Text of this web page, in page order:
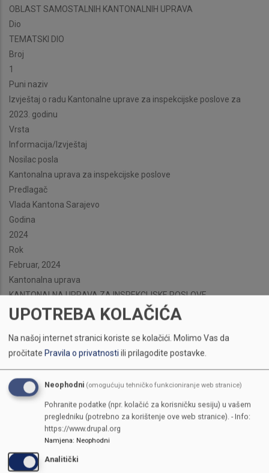
OBLAST SAMOSTALNIH KANTONALNIH UPRAVA
Dio
TEMATSKI DIO
Broj
1
Puni naziv
Izvještaj o radu Kantonalne uprave za inspekcijske poslove za
2023. godinu
Vrsta
Informacija/Izvještaj
Nosilac posla
Kantonalna uprava za inspekcijske poslove
Predlagač
Vlada Kantona Sarajevo
Godina
2024
Rok
Februar, 2024
Kantonalna uprava
KANTONALNA UPRAVA ZA INSPEKCIJSKE POSLOVE
UPOTREBA KOLAČIĆA
Na našoj internet stranici koriste se kolačići. Molimo Vas da
pročitate Pravila o privatnostiili prilagodite postavke.
Neophodni (omogućuju tehničko funkcioniranje web stranice)
Pohranite podatke (npr. kolačić za korisničku sesiju) u vašem
pregledniku (potrebno za korištenje ove web stranice). - Info:
https://www.drupal.org
Namjena: Neophodni
Analitički